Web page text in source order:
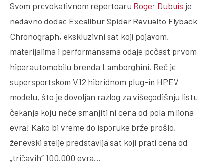
Svom provokativnom repertoaru Roger Dubuis je
nedavno dodao Excalibur Spider Revuelto Flyback
Chronograph, ekskluzivni sat koji pojavom,
materijalima i performansama odaje počast prvom
hiperautomobilu brenda Lamborghini. Reč je
supersportskom V12 hibridnom plug-in HPEV
modelu, što je dovoljan razlog za višegodišnju listu
čekanja koju neće smanjiti ni cena od pola miliona
evra! Kako bi vreme do isporuke brže prošlo,
ženevski atelje predstavlja sat koji prati cena od
„tričavih“ 100.000 evra…